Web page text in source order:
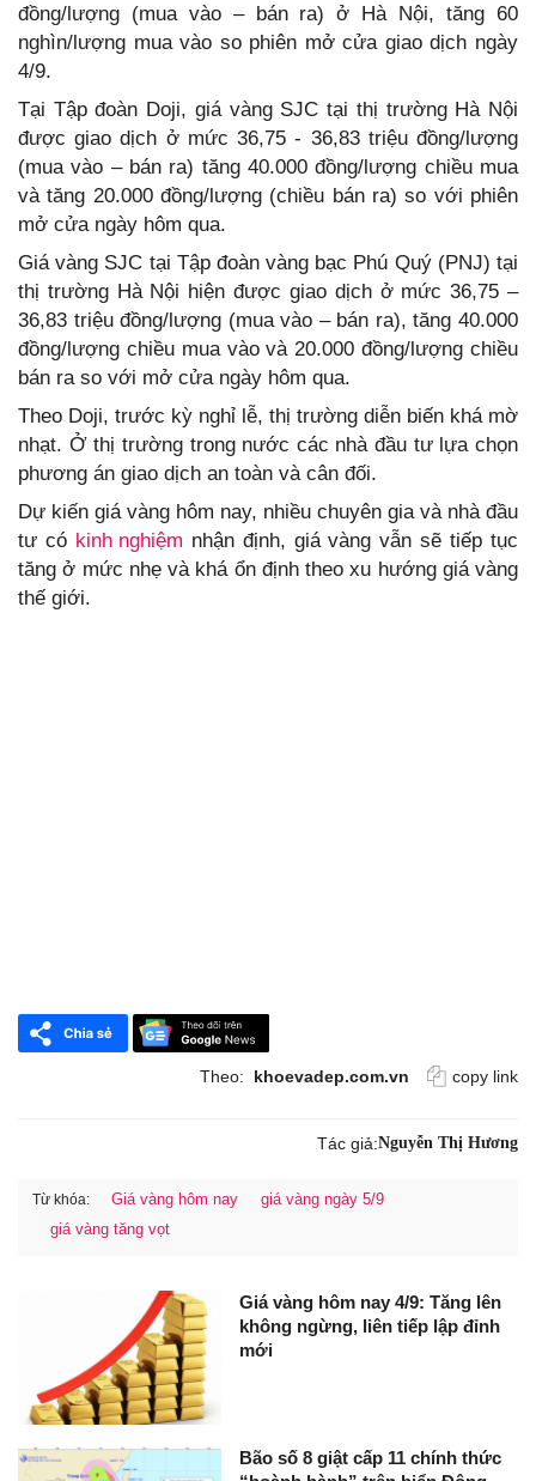
đồng/lượng (mua vào – bán ra) ở Hà Nội, tăng 60
nghìn/lượng mua vào so phiên mở cửa giao dịch ngày
4/9.
Tại Tập đoàn Doji, giá vàng SJC tại thị trường Hà Nội
được giao dịch ở mức 36,75 - 36,83 triệu đồng/lượng
(mua vào – bán ra) tăng 40.000 đồng/lượng chiều mua
và tăng 20.000 đồng/lượng (chiều bán ra) so với phiên
mở cửa ngày hôm qua.
Giá vàng SJC tại Tập đoàn vàng bạc Phú Quý (PNJ) tại
thị trường Hà Nội hiện được giao dịch ở mức 36,75 –
36,83 triệu đồng/lượng (mua vào – bán ra), tăng 40.000
đồng/lượng chiều mua vào và 20.000 đồng/lượng chiều
bán ra so với mở cửa ngày hôm qua.
Theo Doji, trước kỳ nghỉ lễ, thị trường diễn biến khá mờ
nhạt. Ở thị trường trong nước các nhà đầu tư lựa chọn
phương án giao dịch an toàn và cân đối.
Dự kiến giá vàng hôm nay, nhiều chuyên gia và nhà đầu
tư có kinh nghiệm nhận định, giá vàng vẫn sẽ tiếp tục
tăng ở mức nhẹ và khá ổn định theo xu hướng giá vàng
thế giới.
Theo: khoevadep.com.vn copy link
Tác giả:Nguyễn Thị Hương
Từ khóa: Giá vàng hôm nay
giá vàng ngày 5/9
giá vàng tăng vọt
Giá vàng hôm nay 4/9: Tăng lên
không ngừng, liên tiếp lập đỉnh
mới
Bão số 8 giật cấp 11 chính thức